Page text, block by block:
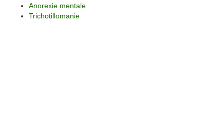
Anorexie mentale
Trichotillomanie